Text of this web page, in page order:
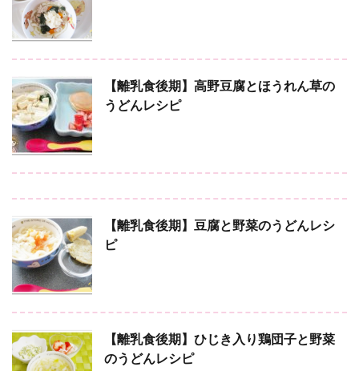
【離乳食後期】高野豆腐とほうれん草の
うどんレシピ
【離乳食後期】豆腐と野菜のうどんレシ
ピ
【離乳食後期】ひじき入り鶏団子と野菜
のうどんレシピ